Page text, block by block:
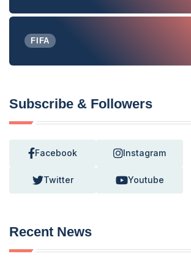
FIFA
Subscribe & Followers
Facebook Instagram
Twitter Youtube
Recent News